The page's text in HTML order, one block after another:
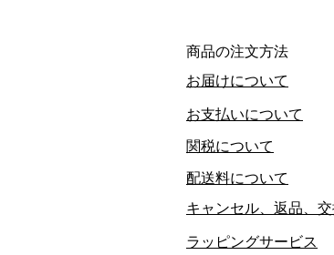
​商品の注文方法
お届けについて
お支払いについて
関税について
配送料について
キャンセル、返品、交
ラッピングサービス